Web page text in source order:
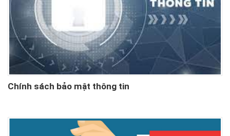
Chính sách bảo mật thông tin